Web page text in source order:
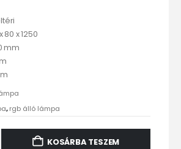
x 1250
mm
,rgb álló lámpa
KOSÁRBA TESZEM